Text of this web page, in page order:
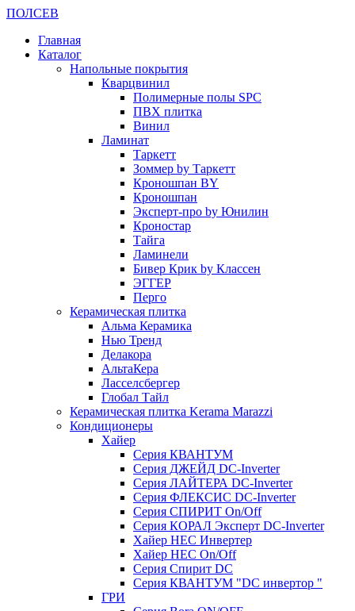
ПОЛСЕВ
Главная
Каталог
Напольные покрытия
Кварцвинил
Полимерные полы SPC
ПВХ плитка
Винил
Ламинат
Таркетт
Зоммер by Таркетт
Кроношпан BY
Кроношпан
Эксперт-про by Юнилин
Кроностар
Тайга
Ламинели
Бивер Крик by Классен
ЭГГЕР
Перго
Керамическая плитка
Альма Керамика
Нью Тренд
Делакора
АльтаКера
Ласселсбергер
Глобал Тайл
Керамическая плитка Kerama Marazzi
Кондиционеры
Хайер
Серия КВАНТУМ
Серия ДЖЕЙД DC-Inverter
Серия ЛАЙТЕРА DC-Inverter
Серия ФЛЕКСИС DC-Inverter
Серия СПИРИТ On/Off
Серия КОРАЛ Эксперт DC-Inverter
Хайер HEC Инвертер
Хайер HEC On/Off
Серия Спирит DC
Серия КВАНТУМ "DC инвертор "
ГРИ